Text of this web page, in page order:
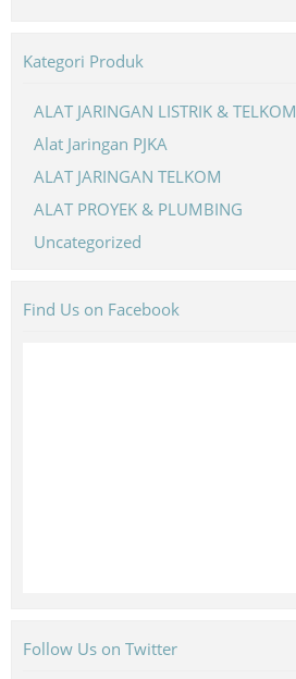
Kategori Produk
ALAT JARINGAN LISTRIK & TELKOM
Alat Jaringan PJKA
ALAT JARINGAN TELKOM
ALAT PROYEK & PLUMBING
Uncategorized
Find Us on Facebook
Follow Us on Twitter